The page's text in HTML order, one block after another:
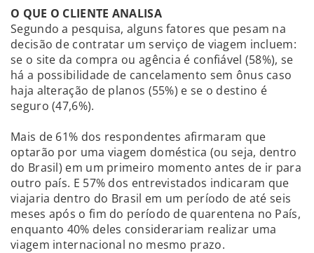
O QUE O CLIENTE ANALISA
Segundo a pesquisa, alguns fatores que pesam na
decisão de contratar um serviço de viagem incluem:
se o site da compra ou agência é confiável (58%), se
há a possibilidade de cancelamento sem ônus caso
haja alteração de planos (55%) e se o destino é
seguro (47,6%).
Mais de 61% dos respondentes afirmaram que
optarão por uma viagem doméstica (ou seja, dentro
do Brasil) em um primeiro momento antes de ir para
outro país. E 57% dos entrevistados indicaram que
viajaria dentro do Brasil em um período de até seis
meses após o fim do período de quarentena no País,
enquanto 40% deles considerariam realizar uma
viagem internacional no mesmo prazo.